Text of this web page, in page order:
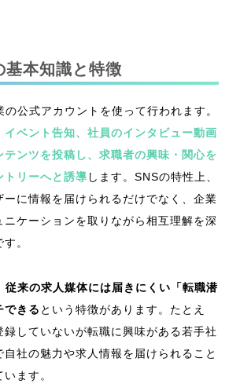
本知識と特徴
公式アカウントを使って行われます。
ベント告知、社員のインタビュー動画
ンツを投稿し、求職者の興味・関心を
トリーへと誘導 します。SNSの特性上、
に情報を届けられるだけでなく、企業
ニケーションを取りながら相互理解を深
。
従来の求人媒体には届きにくい「転職潜
できる という特徴があります。たとえ
録していないが転職に興味がある若手社
社の魅力や求人情報を届けられること
ます。